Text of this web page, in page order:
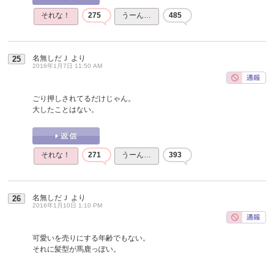
それな！ 275 うーん… 485
25 名無しだＪ より
2016年1月7日 11:50 AM
ごり押しされてるだけじゃん。
大したことはない。
それな！ 271 うーん… 393
26 名無しだＪ より
2016年1月10日 1:10 PM
可愛いを売りにする年齢でもない。
それに髪型が馬鹿っぽい。